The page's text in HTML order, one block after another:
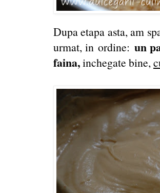
Dupa etapa asta, am
urmat, in ordine: un
faina,inchegate bine,